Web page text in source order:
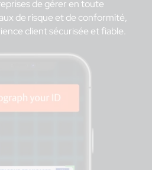
de gérer en toute
de risque et de conformité,
client sécurisée et fiable.